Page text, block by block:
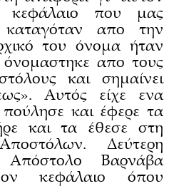
κεφάλαιο που μας
καταγόταν απο την
του όνομα ήταν
απο τους
και σημαίνει
Αυτός είχε ενα
και έφερε τα
και τα έθεσε στη
Δεύτερη
Βαρνάβα
κεφάλαιο όπου